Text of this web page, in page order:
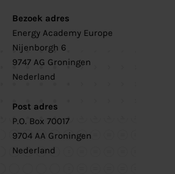
Bezoek adres
Energy Academy Europe
Nijenborgh 6
9747 AG Groningen
Nederland
Post adres
P.O. Box 70017
9704 AA Groningen
Nederland